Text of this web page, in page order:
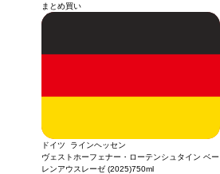
た場合は、指定日翌日の配送となります。ご了承
れています。
ー カビネット (2024)
まとめ買い
ドイツ ラインヘッセン
ヴェストホーフェナー・ローテンシュタイン ベー
レンアウスレーゼ (2025)750ml